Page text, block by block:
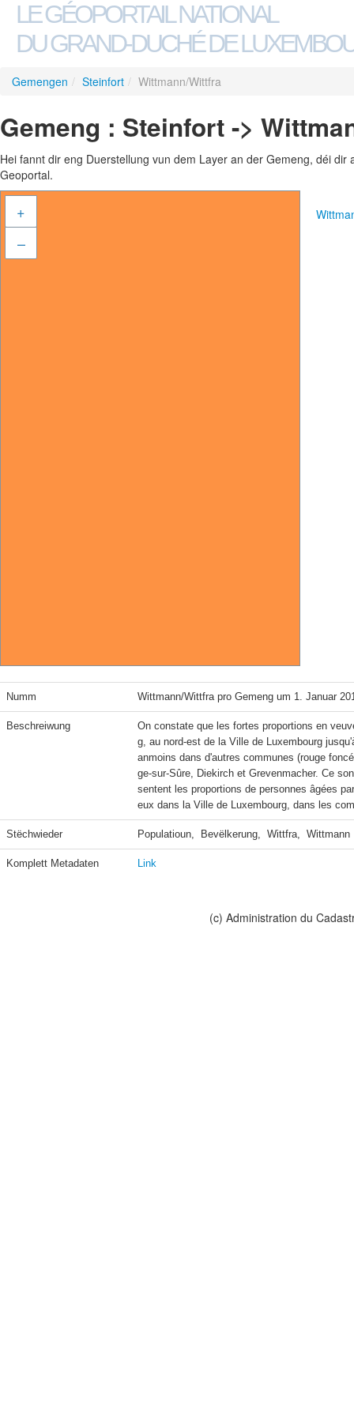
LE GÉOPORTAIL NATIONAL
DU GRAND-DUCHÉ DE
Gemengen / Steinfort / Wittmann/Wittfra
Gemeng : Steinfort ->
Hei fannt dir eng Duerstellung vun dem Layer an der Gemeng, déi
Geoportal.
+
–
Numm Wittmann/Wittfra pro Gemeng um 1. Januar
Beschreiwung
On constate que les fortes proportions en
g, au nord-est de la Ville de Luxembourg
anmoins dans d'autres communes (rouge
ge-sur-Sûre, Diekirch et Grevenmacher. Ce
sentent les proportions de personnes âgées
eux dans la Ville de Luxembourg, dans les
Stëchwieder Populatioun,  Bevëlkerung,  Wittfra,  Wittmann
Komplett Metadaten Link
(c) Administration du